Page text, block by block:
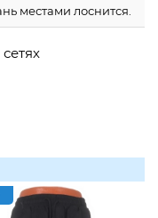
местами лоснится.